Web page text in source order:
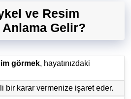
ve Resim
Gelir?
görmek, hayatınızdaki
bir karar vermenize işaret eder.